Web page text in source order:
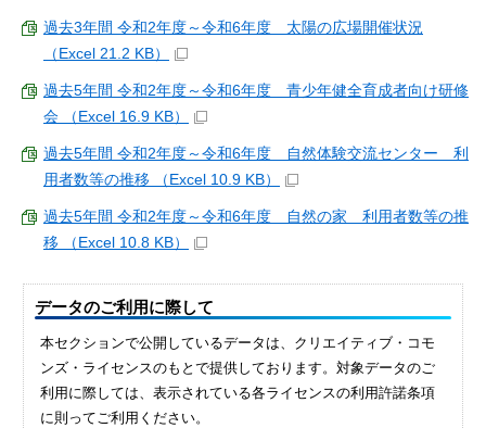
過去3年間 令和2年度～令和6年度 太陽の広場開催状況
（Excel 21.2 KB）
過去5年間 令和2年度～令和6年度 青少年健全育成者向け研修
会 （Excel 16.9 KB）
過去5年間 令和2年度～令和6年度 自然体験交流センター 利
用者数等の推移 （Excel 10.9 KB）
過去5年間 令和2年度～令和6年度 自然の家 利用者数等の推
移 （Excel 10.8 KB）
データのご利用に際して
本セクションで公開しているデータは、クリエイティブ・コモ
ンズ・ライセンスのもとで提供しております。対象データのご
利用に際しては、表示されている各ライセンスの利用許諾条項
に則ってご利用ください。